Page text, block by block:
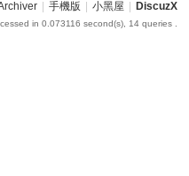
手機版 小黑屋 DiscuzX
in 0.073116 second(s), 14 queries .